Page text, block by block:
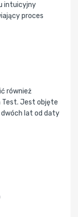
intuicyjny
proces
również
Test. Jest objęte
dwóch lat od daty